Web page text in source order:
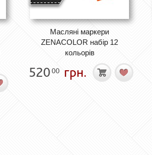
Масляні маркери
ZENACOLOR набір 12
кольорів
52000 грн.